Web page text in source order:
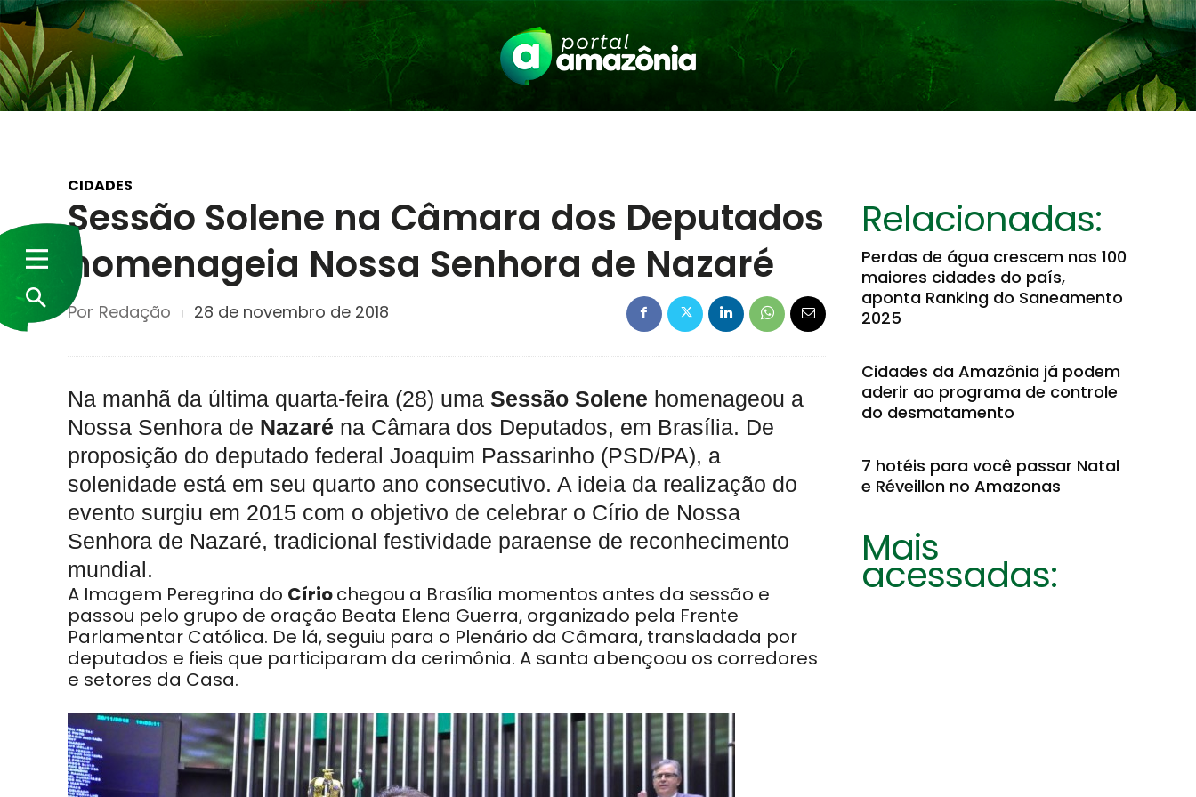
CIDADES
Sessão Solene na Câmara dos Deputados
homenageia Nossa Senhora de Nazaré
Por Redação 28 de novembro de 2018
Na manhã da última quarta-feira (28) uma Sessão Solene homenageou a
Nossa Senhora de Nazaré na Câmara dos Deputados, em Brasília. De
proposição do deputado federal Joaquim Passarinho (PSD/PA), a
solenidade está em seu quarto ano consecutivo. A ideia da realização do
evento surgiu em 2015 com o objetivo de celebrar o Círio de Nossa
Senhora de Nazaré, tradicional festividade paraense de reconhecimento
mundial.
A Imagem Peregrina do Círiochegou a Brasília momentos antes da sessão e
passou pelo grupo de oração Beata Elena Guerra, organizado pela Frente
Parlamentar Católica. De lá, seguiu para o Plenário da Câmara, transladada por
deputados e fieis que participaram da cerimônia. A santa abençoou os corredores
e setores da Casa.
Relacionadas:
Perdas de água crescem nas 100
maiores cidades do país,
aponta Ranking do Saneamento
2025
Cidades da Amazônia já podem
aderir ao programa de controle
do desmatamento
7 hotéis para você passar Natal
e Réveillon no Amazonas
Mais
acessadas: